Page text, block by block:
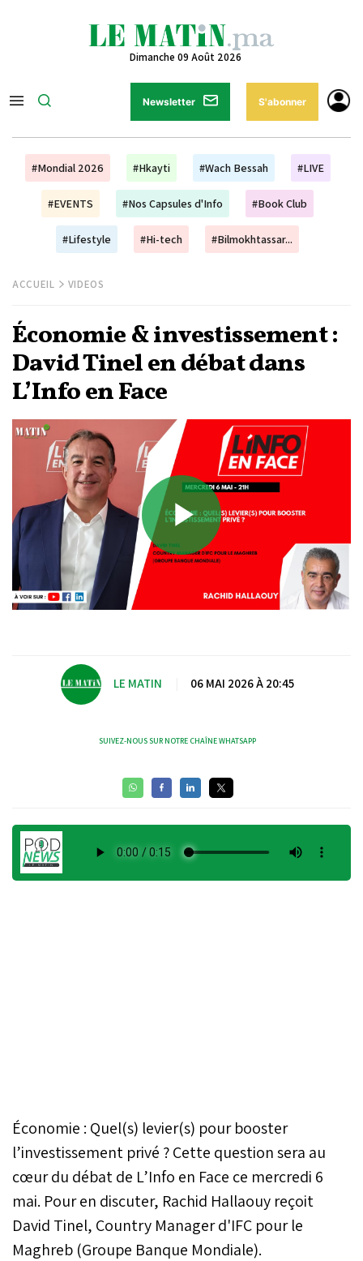
Dimanche 09 Août 2026
Newsletter S'abonner
#Mondial 2026 #Hkayti #Wach Bessah #LIVE
#EVENTS #Nos Capsules d'Info #Book Club
#Lifestyle #Hi-tech #Bilmokhtassar...
ACCUEIL VIDEOS
Économie & investissement :
David Tinel en débat dans
L’Info en Face
Play
LE MATIN 06 MAI 2026 À 20:45
SUIVEZ-NOUS SUR NOTRE CHAÎNE WHATSAPP
Économie : Quel(s) levier(s) pour booster
l’investissement privé ? Cette question sera au
cœur du débat de L’Info en Face ce mercredi 6
mai. Pour en discuter, Rachid Hallaouy reçoit
David Tinel, Country Manager d'IFC pour le
Maghreb (Groupe Banque Mondiale).